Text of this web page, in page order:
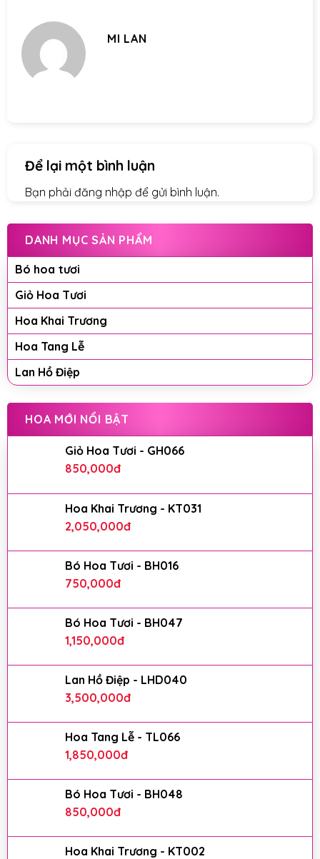
MI LAN
Để lại một bình luận
Bạn phải đăng nhập để gửi bình luận.
DANH MỤC SẢN PHẨM
Bó hoa tươi
Giỏ Hoa Tươi
Hoa Khai Trương
Hoa Tang Lễ
Lan Hồ Điệp
HOA MỚI NỔI BẬT
Giỏ Hoa Tươi - GH066
850,000đ
Hoa Khai Trương - KT031
2,050,000đ
Bó Hoa Tươi - BH016
750,000đ
Bó Hoa Tươi - BH047
1,150,000đ
Lan Hồ Điệp - LHD040
3,500,000đ
Hoa Tang Lễ - TL066
1,850,000đ
Bó Hoa Tươi - BH048
850,000đ
Hoa Khai Trương - KT002